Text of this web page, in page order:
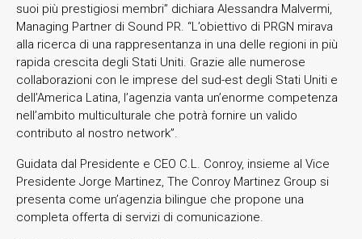
suoi più prestigiosi membri” dichiara Alessandra Malvermi,
Managing Partner di Sound PR. “L’obiettivo di PRGN mirava
alla ricerca di una rappresentanza in una delle regioni in più
rapida crescita degli Stati Uniti. Grazie alle numerose
collaborazioni con le imprese del sud-est degli Stati Uniti e
dell’America Latina, l’agenzia vanta un’enorme competenza
nell’ambito multiculturale che potrà fornire un valido
contributo al nostro network”.
Guidata dal Presidente e CEO C.L. Conroy, insieme al Vice
Presidente Jorge Martinez, The Conroy Martinez Group si
presenta come un’agenzia bilingue che propone una
completa offerta di servizi di comunicazione.